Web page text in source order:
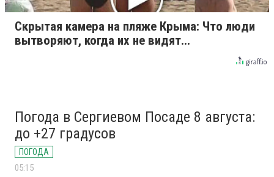
Скрытая камера на пляже Крыма: Что люди
вытворяют, когда их не видят...
Погода в Сергиевом Посаде 8 августа:
до +27 градусов
ПОГОДА
05:15